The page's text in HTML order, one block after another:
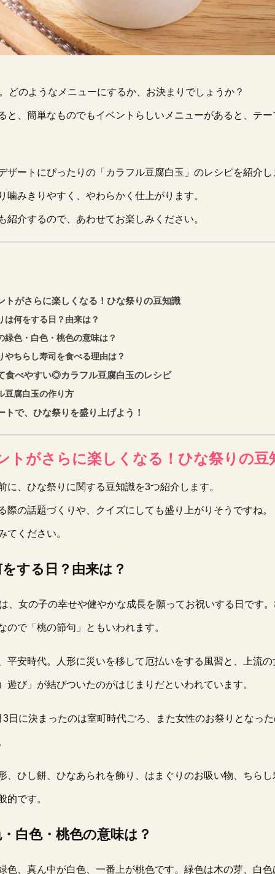
どのようなメニューにするか、お決まりでしょうか？
と、簡単なものでもイベントらしいメニューがあると、テ
ザートにぴったりの「カラフル豆腐白玉」のレシピを紹介し
噛みきりやすく、やわらかく仕上がります。
紹介するので、あわせてお楽しみください。
トがさらに楽しくなる！ひな祭りの豆知識
は何をする日？由来は？
緑色・白色・桃色の意味は？
やちらし寿司を食べる理由は？
食べやすい◎カラフル豆腐白玉のレシピ
豆腐白玉の作り方
トで、ひな祭りを盛り上げよう！
トがさらに楽しくなる！ひな祭りの豆
に、ひな祭りに関する豆知識を3つ紹介します。
際の話題づくりや、クイズにしても盛り上がりそうですね。
てください。
する日？由来は？
、女の子の幸せや健やかな成長を願ってお祝いする日です
ので「桃の節句」ともいわれます。
平安時代。人形に災いを移して厄払いをする風習と、上流
遊び」が結びついたのがはじまりだといわれています。
日に決まったのは室町時代ごろ、また女性のお祭りとなっ
、ひし餅、ひなあられを飾り、はまぐりのお吸い物、ちら
的です。
白色・桃色の意味は？
色、真ん中が白色、一番上が桃色です。緑色は木の芽、白